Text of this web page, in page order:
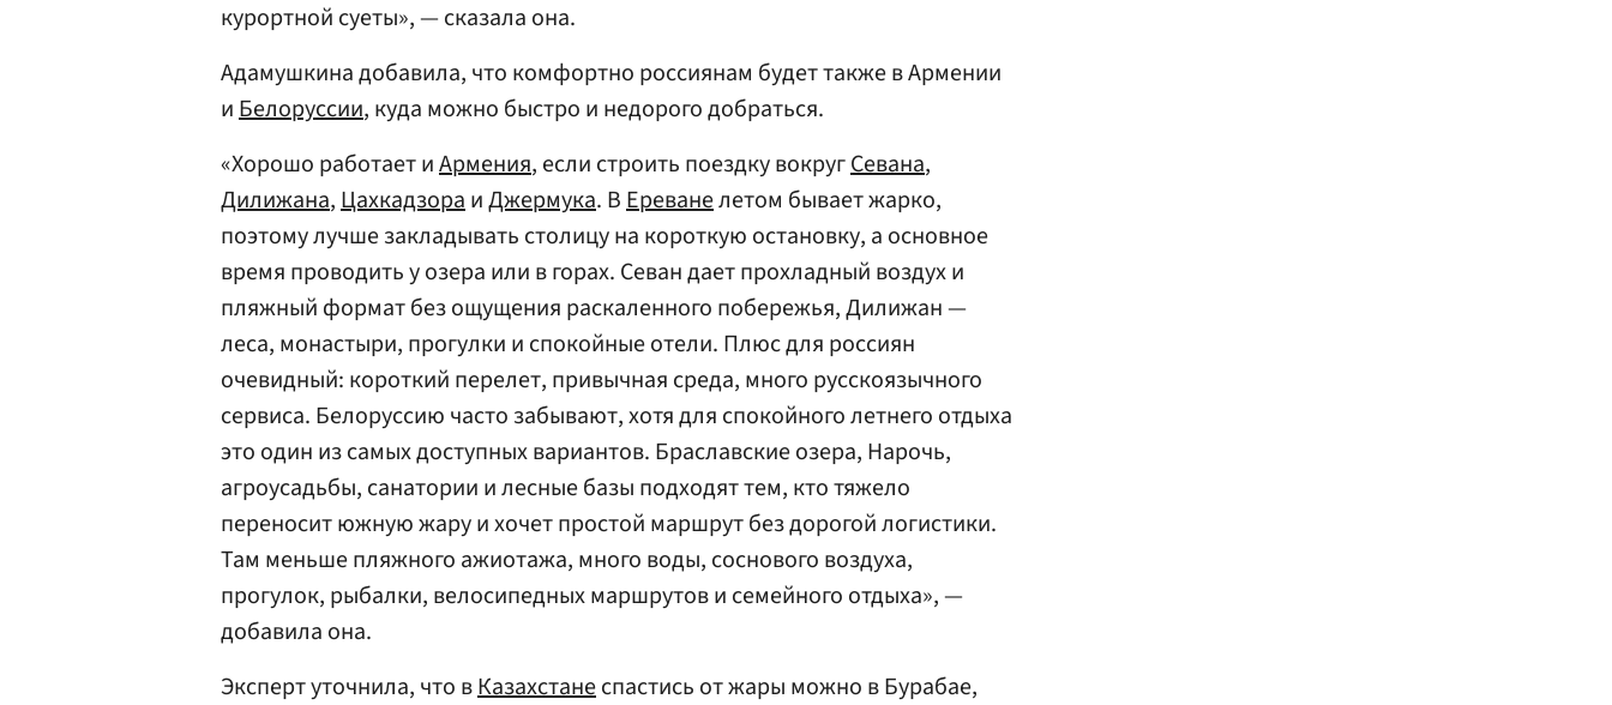
курортной суеты», — сказала она.
Адамушкина добавила, что комфортно россиянам будет также в Армении
иБелоруссии, куда можно быстро и недорого добраться.
«Хорошо работает иАрмения, если строить поездку вокругСевана,
Дилижана,ЦахкадзораиДжермука. ВЕреванелетом бывает жарко,
поэтому лучше закладывать столицу на короткую остановку, а основное
время проводить у озера или в горах. Севан дает прохладный воздух и
пляжный формат без ощущения раскаленного побережья, Дилижан —
леса, монастыри, прогулки и спокойные отели. Плюс для россиян
очевидный: короткий перелет, привычная среда, много русскоязычного
сервиса. Белоруссию часто забывают, хотя для спокойного летнего отдыха
это один из самых доступных вариантов. Браславские озера, Нарочь,
агроусадьбы, санатории и лесные базы подходят тем, кто тяжело
переносит южную жару и хочет простой маршрут без дорогой логистики.
Там меньше пляжного ажиотажа, много воды, соснового воздуха,
прогулок, рыбалки, велосипедных маршрутов и семейного отдыха», —
добавила она.
Эксперт уточнила, что вКазахстанеспастись от жары можно в Бурабае,